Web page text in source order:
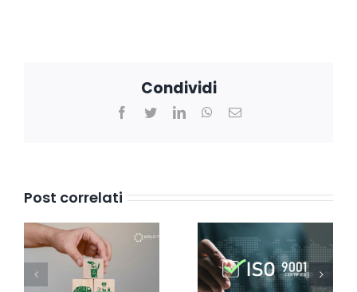
Condividi
Facebook
TwitterLinkedInWhatsApp
Email
Post correlati